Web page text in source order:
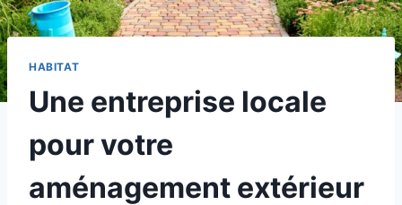
HABITAT
Une entreprise locale
pour votre
aménagement extérieur